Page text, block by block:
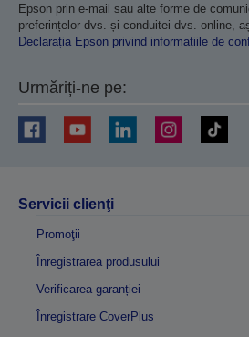
Epson prin e-mail sau alte forme de
preferințelor dvs. și conduitei dvs. online,
Declarația Epson privind informațiile de
Urmăriți-ne pe:
Servicii clienţi
Promoţii
Înregistrarea produsului
Verificarea garanției
Înregistrare CoverPlus